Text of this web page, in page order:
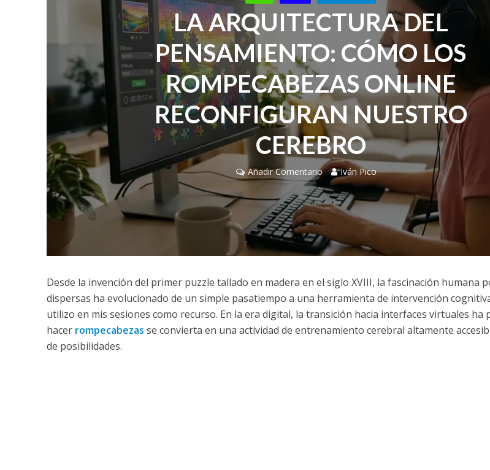
LA ARQUITECTURA DEL
PENSAMIENTO: CÓMO LOS
ROMPECABEZAS ONLINE
RECONFIGURAN NUESTRO
CEREBRO
Añadir Comentario Iván Pico
Desde la invención del primer puzzle tallado en madera en el siglo XVIII, la fascinación humana
dispersas ha evolucionado de un simple pasatiempo a una herramienta de intervención
utilizo en mis sesiones como recurso. En la era digital, la transición hacia interfaces virtuales ha
hacer rompecabezas se convierta en una actividad de entrenamiento cerebral altamente
de posibilidades.